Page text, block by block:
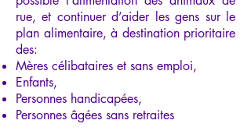
rue, et continuer d’aider les gens sur le
plan alimentaire, à destination prioritaire
des:
Mères célibataires et sans emploi,
Enfants,
Personnes handicapées,
Personnes âgées sans retraites